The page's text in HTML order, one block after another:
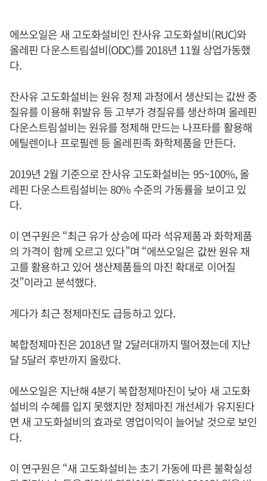
에쓰오일은 새 고도화설비인 잔사유 고도화설비(RUC)와
올레핀 다운스트림설비(ODC)를 2018년 11월 상업가동했
다.
잔사유 고도화설비는 원유 정제 과정에서 생산되는 값싼 중
질유를 이용해 휘발유 등 고부가 경질유를 생산하며 올레핀
다운스트림설비는 원유를 정제해 만드는 나프타를 활용해
에틸렌이나 프로필렌 등 올레핀족 화학제품을 만든다.
2019년 2월 기준으로 잔사유 고도화설비는 95~100%, 올
레핀 다운스트림설비는 80% 수준의 가동률을 보이고 있
다.
이 연구원은 “최근 유가 상승에 따라 석유제품과 화학제품
의 가격이 함께 오르고 있다”며 “에쓰오일은 값싼 원유 재
고를 활용하고 있어 생산제품들의 마진 확대로 이어질
것”이라고 분석했다.
게다가 최근 정제마진도 급등하고 있다.
복합정제마진은 2018년 말 2달러대까지 떨어졌는데 지난
달 5달러 후반까지 올랐다.
에쓰오일은 지난해 4분기 복합정제마진이 낮아 새 고도화
설비의 수혜를 입지 못했지만 정제마진 개선세가 유지된다
면 새 고도화설비의 효과로 영업이익이 늘어날 것으로 보인
다.
이 연구원은 “새 고도화설비는 초기 가동에 따른 불확실성